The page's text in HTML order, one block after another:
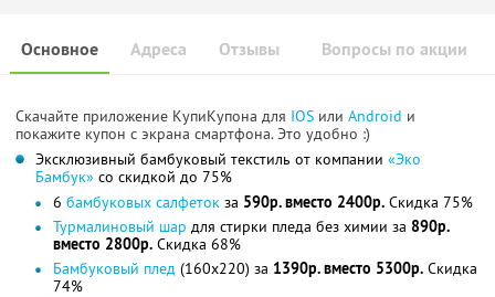
Основное Отзывы Вопросы по акции
Адреса
Скачайте приложение КупиКупона для IOS или Android и
покажите купон с экрана смартфона. Это удобно :)
Эксклюзивный бамбуковый текстиль от компании «Эко
Бамбук» со скидкой до 75%
6 бамбуковых салфеток за 590р. вместо 2400р. Скидка 75%
Турмалиновый шар для стирки пледа без химии за 890р.
вместо 2800р. Скидка 68%
Бамбуковый плед (160x220) за 1390р. вместо 5300р. Скидка
74%